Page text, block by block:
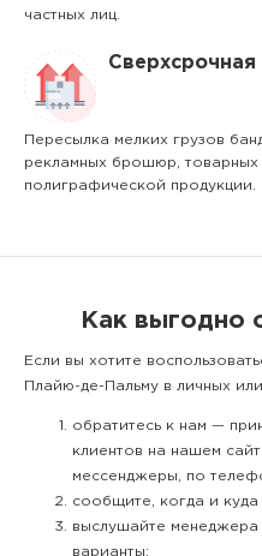
частных лиц.
Пересылка мелких грузов
рекламных брошюр, товарных
полиграфической продукции.
Как выгодно
Если вы хотите
Плайю-де-Пальму в личных
обратитесь к нам —
клиентов на нашем
мессенджеры, по
сообщите, когда и куда
выслушайте
варианты;